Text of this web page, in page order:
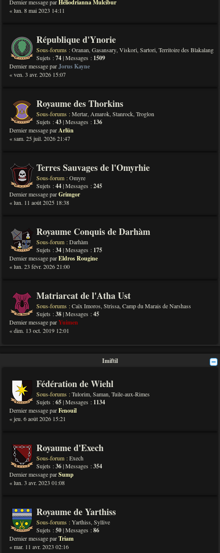
Dernier message parHéliodrianna Mulcibur
« lun. 8 mai 2023 14:11
République d'Ynorie
Sous-forums :Oranan, Gasansary, Viskori, Sartori, Territoire des Blakalang
Sujets :74| Messages : 1509
Dernier message parJorus Kayne
« ven. 3 avr. 2026 15:07
Royaume des Thorkins
Sous-forums :Mertar, Amarok, Stanrock, Troglon
Sujets :43| Messages : 136
Dernier message parArlün
« sam. 25 juil. 2026 21:47
Terres Sauvages de l'Omyrhie
Sous-forum :Omyre
Sujets :44| Messages :245
Dernier message parGrimgor
« lun. 11 août 2025 18:38
Royaume Conquis de Darhàm
Sous-forum :Darhàm
Sujets :34| Messages : 175
Dernier message parEldros Rougine
« lun. 23 févr. 2026 21:00
Matriarcat de l'Atha Ust
Sous-forums :Caïx Imoros, Strissa, Camp du Marais de Narshass
Sujets :38| Messages :45
Dernier message parYuimen
« dim. 13 oct. 2019 12:01
Imiftil
Fédération de Wiehl
Sous-forums :Tulorim, Saman, Tuile-aux-Rimes
Sujets :65| Messages : 1134
Dernier message parFenouil
« jeu. 6 août 2026 15:21
Royaume d'Exech
Sous-forum :Exech
Sujets :36| Messages :354
Dernier message parSump
« lun. 3 avr. 2023 01:08
Royaume de Yarthiss
Sous-forums :Yarthiss, Syllive
Sujets :50| Messages :86
Dernier message parTriam
« mar. 11 avr. 2023 02:16